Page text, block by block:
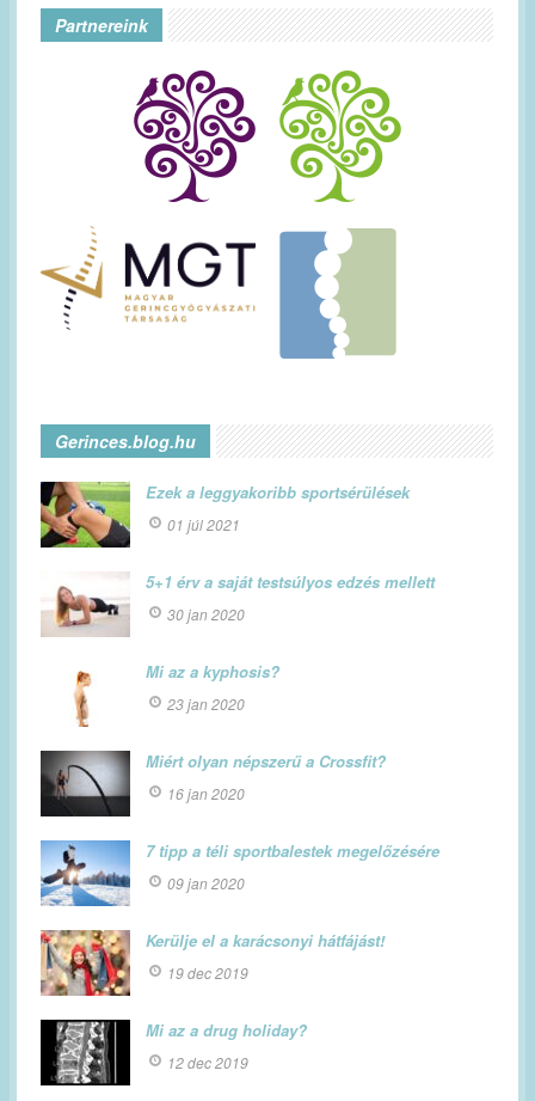
Partnereink
Gerinces.blog.hu
Ezek a leggyakoribb sportsérülések
01 júl 2021
5+1 érv a saját testsúlyos edzés mellett
30 jan 2020
Mi az a kyphosis?
23 jan 2020
Miért olyan népszerű a Crossfit?
16 jan 2020
7 tipp a téli sportbalestek megelőzésére
09 jan 2020
Kerülje el a karácsonyi hátfájást!
19 dec 2019
Mi az a drug holiday?
12 dec 2019